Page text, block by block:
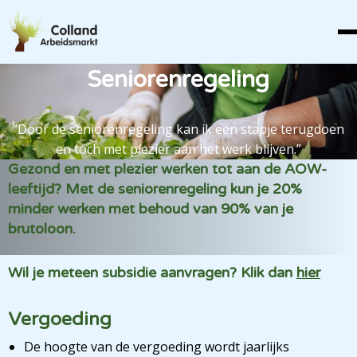
Seniorenregeling
“Door de seniorenregeling kan ik een stapje terugdoen
en toch met plezier aan het werk blijven.”
Gezond en met plezier werken tot aan de AOW-
leeftijd? Met de seniorenregeling kun je 20%
minder werken met behoud van 90% van je
brutoloon.
Wil je meteen subsidie aanvragen? Klik dan hier
Vergoeding
De hoogte van de vergoeding wordt jaarlijks